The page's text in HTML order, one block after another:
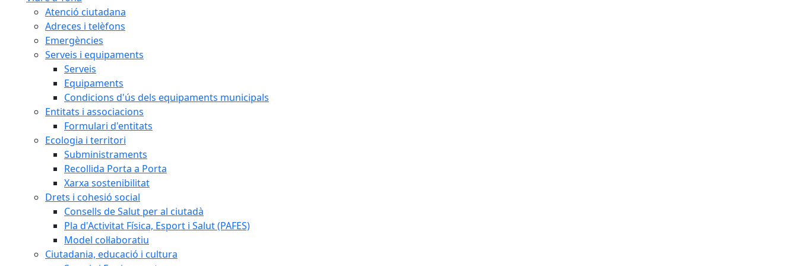
Atenció ciutadana
Adreces i telèfons
Emergències
Serveis i equipaments
Serveis
Equipaments
Condicions d'ús dels equipaments municipals
Entitats i associacions
Formulari d'entitats
Ecologia i territori
Subministraments
Recollida Porta a Porta
Xarxa sostenibilitat
Drets i cohesió social
Consells de Salut per al ciutadà
Pla d'Activitat Física, Esport i Salut (PAFES)
Model col·laboratiu
Ciutadania, educació i cultura